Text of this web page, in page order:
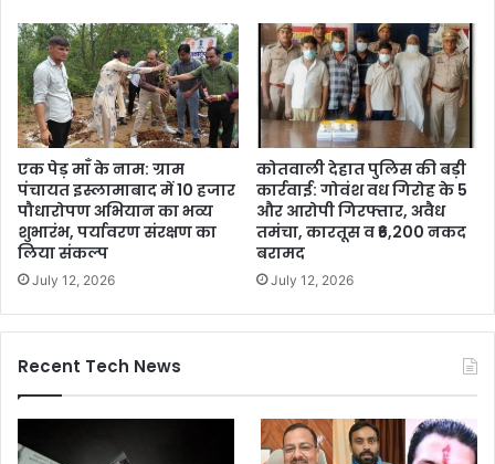
एक पेड़ माँ के नाम: ग्राम
पंचायत इस्लामाबाद में 10 हजार
पौधारोपण अभियान का भव्य
शुभारंभ, पर्यावरण संरक्षण का
लिया संकल्प
July 12, 2026
कोतवाली देहात पुलिस की बड़ी
कार्रवाई: गोवंश वध गिरोह के 5
और आरोपी गिरफ्तार, अवैध
तमंचा, कारतूस व ₹6,200 नकद
बरामद
July 12, 2026
Recent Tech News